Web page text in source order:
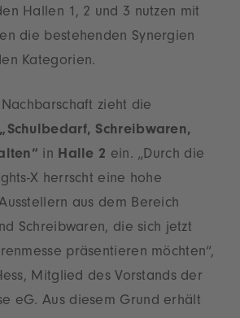
Hallen 1, 2 und 3 nutzen mit
die bestehenden Synergien
Kategorien.
zieht die
„Schulbedarf, Schreibwaren,
in Halle 2 ein. „Durch die
X herrscht eine hohe
aus dem Bereich
Schreibwaren, die sich jetzt
präsentieren möchten“,
Mitglied des Vorstands der
eG. Aus diesem Grund erhält